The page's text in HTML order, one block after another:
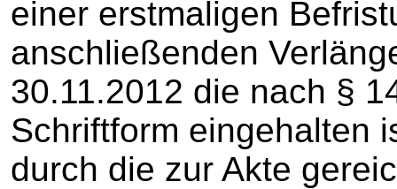
einer erstmaligen
anschließenden
30.11.2012 die nach §
Schriftform eingehalten
durch die zur Akte